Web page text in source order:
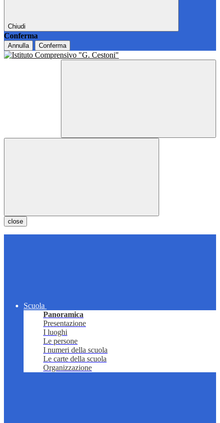
Chiudi
Conferma
Annulla Conferma
close
Scuola
Panoramica
Presentazione
I luoghi
Le persone
I numeri della scuola
Le carte della scuola
Organizzazione